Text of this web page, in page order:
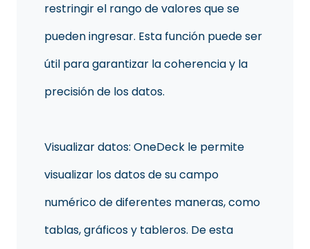
restringir el rango de valores que se
pueden ingresar. Esta función puede ser
útil para garantizar la coherencia y la
precisión de los datos.
Visualizar datos: OneDeck le permite
visualizar los datos de su campo
numérico de diferentes maneras, como
tablas, gráficos y tableros. De esta